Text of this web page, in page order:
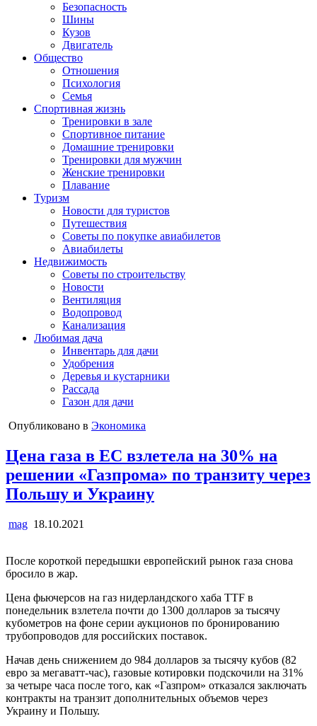
Безопасность
Шины
Кузов
Двигатель
Общество
Отношения
Психология
Семья
Спортивная жизнь
Тренировки в зале
Спортивное питание
Домашние тренировки
Тренировки для мужчин
Женские тренировки
Плавание
Туризм
Новости для туристов
Путешествия
Советы по покупке авиабилетов
Авиабилеты
Недвижимость
Советы по строительству
Новости
Вентиляция
Водопровод
Канализация
Любимая дача
Инвентарь для дачи
Удобрения
Деревья и кустарники
Рассада
Газон для дачи
Опубликовано в Экономика
Цена газа в ЕС взлетела на 30% на
решении «Газпрома» по транзиту через
Польшу и Украину
mag 18.10.2021
После короткой передышки европейский рынок газа снова
бросило в жар.
Цена фьючерсов на газ нидерландского хаба TTF в
понедельник взлетела почти до 1300 долларов за тысячу
кубометров на фоне серии аукционов по бронированию
трубопроводов для российских поставок.
Начав день снижением до 984 долларов за тысячу кубов (82
евро за мегаватт-час), газовые котировки подскочили на 31%
за четыре часа после того, как «Газпром» отказался заключать
контракты на транзит дополнительных объемов через
Украину и Польшу.